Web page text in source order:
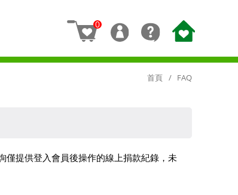
0
首頁 FAQ
僅提供登入會員後操作的線上捐款紀錄，未